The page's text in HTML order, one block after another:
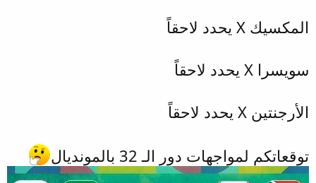
المكسيك X يحدد لاحقاً
سويسرا X يحدد لاحقاً
الأرجنتين X يحدد لاحقاً
توقعاتكم لمواجهات دور الـ 32 بالمونديال